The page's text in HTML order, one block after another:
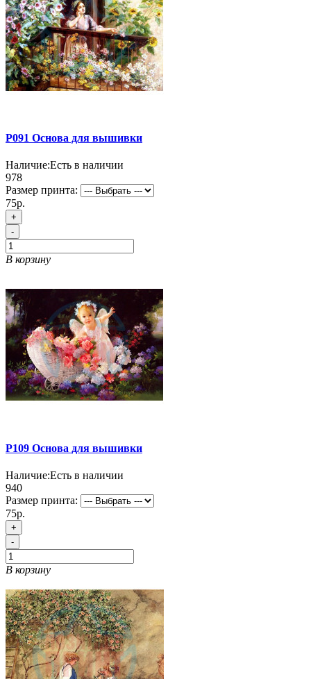
P091 Основа для вышивки
Наличие:Есть в наличии
978
Размер принта:
75р.
+
-
В корзину
P109 Основа для вышивки
Наличие:Есть в наличии
940
Размер принта:
75р.
+
-
В корзину